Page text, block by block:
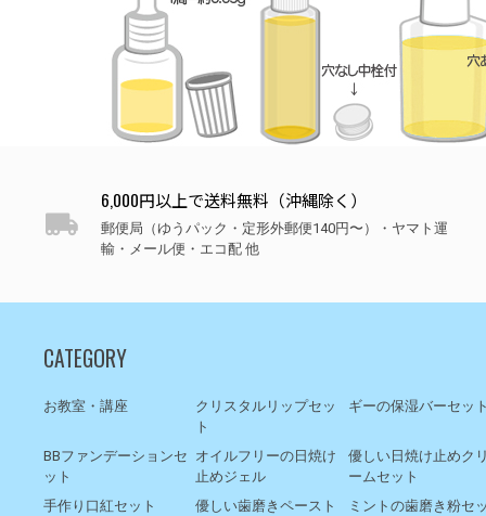
6,000円以上で送料無料（沖縄除く）
郵便局（ゆうパック・定形外郵便140円〜）・ヤマト運
輸・メール便・エコ配 他
CATEGORY
お教室・講座
クリスタルリップセッ
ト
ギーの保湿バーセット
BBファンデーションセ
ット
オイルフリーの日焼け
止めジェル
優しい日焼け止めクリ
ームセット
手作り口紅セット
優しい歯磨きペースト ミントの歯磨き粉セッ